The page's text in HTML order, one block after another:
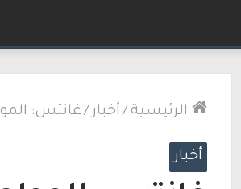
الرئيسية / أخبار / غانتس:
أخبار